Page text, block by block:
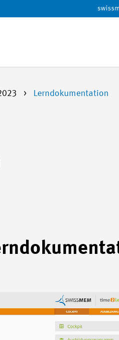
Lerndokumentation